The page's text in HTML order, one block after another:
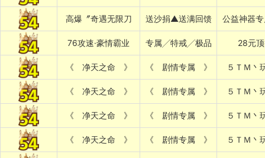
高爆〞奇遇无限刀 送沙捐▲送满回馈 公益神器
76攻速·豪情霸业 专属╱特戒╱极品 28元
《 净天之命 》 《 剧情专属 》 ５ＴＭ丶
《 净天之命 》 《 剧情专属 》 ５ＴＭ丶
《 净天之命 》 《 剧情专属 》 ５ＴＭ丶
《 净天之命 》 《 剧情专属 》 ５ＴＭ丶